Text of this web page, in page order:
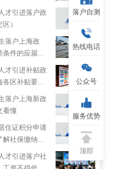
才引进落户政
）
落户上海政
件的应届生
！
才引进补贴政
区补贴要求
落户上海新政
看懂
住证积分申请
社保缴纳要
才引进落户社
落户自测
热线电话
公众号
服务优势
顶部